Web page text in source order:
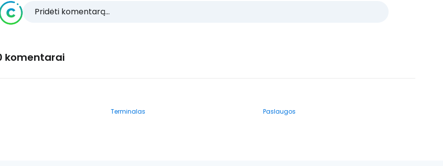
Pridėti komentarą...
komentarai
Terminalas Paslaugos